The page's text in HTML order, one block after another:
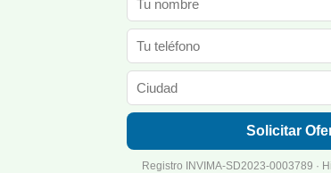
Solicitar
Registro INVIMA-SD2023-0003789 ·